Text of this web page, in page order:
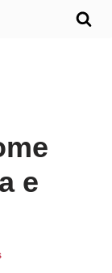
e